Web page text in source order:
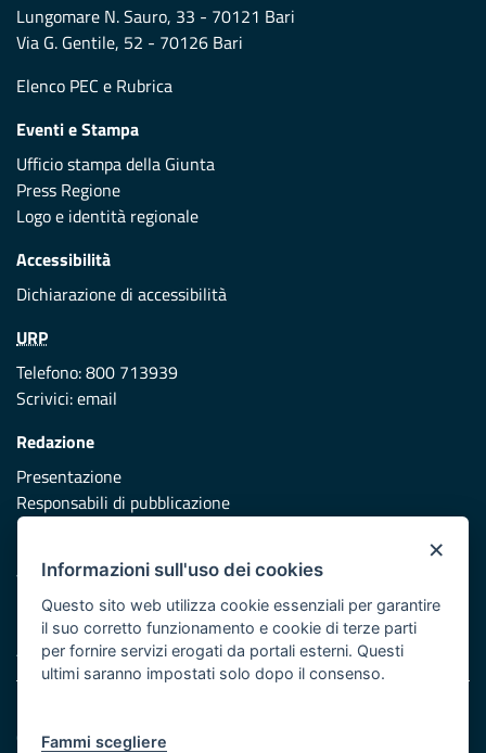
Lungomare N. Sauro, 33 - 70121 Bari
Via G. Gentile, 52 - 70126 Bari
Elenco PEC e Rubrica
Eventi e Stampa
Ufficio stampa della Giunta
Press Regione
Logo e identità regionale
Accessibilità
Dichiarazione di accessibilità
URP
Telefono: 800 713939
Scrivici:email
Redazione
Presentazione
Responsabili di pubblicazione
Vai al sito di Protezione Civile Puglia
Iniziativa finanziata con risorse del POR Puglia 2014/2020 -
Asse XI
Cookie e privacy
×
Informazioni sull'uso dei cookies
Questo sito web utilizza cookie essenziali per garantire
il suo corretto funzionamento e cookie di terze parti
per fornire servizi erogati da portali esterni. Questi
ultimi saranno impostati solo dopo il consenso.
Fammi scegliere